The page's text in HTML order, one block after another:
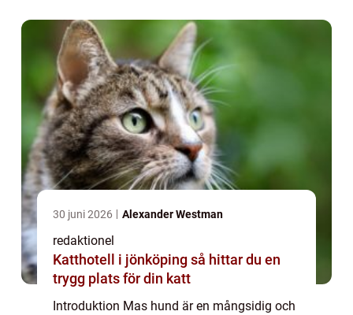
typer, popu...
30 juni 2026 Alexander Westman
redaktionel
Katthotell i jönköping så hittar du en
trygg plats för din katt
Introduktion Mas hund är en mångsidig och